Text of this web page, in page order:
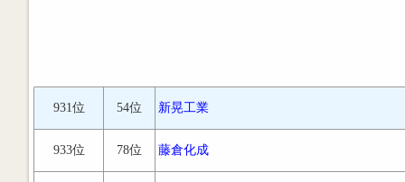
931位 54位 新晃工業
933位 78位 藤倉化成